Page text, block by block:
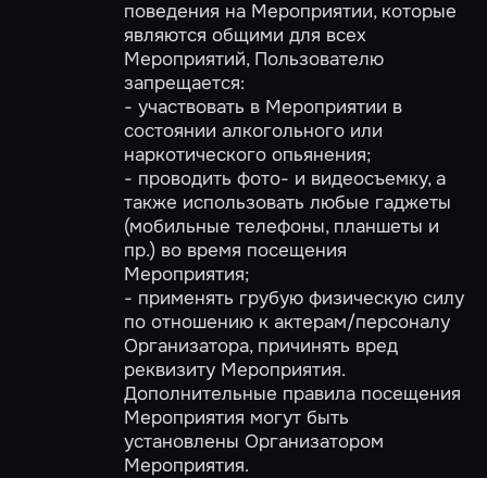
поведения на Мероприятии, которые
являются общими для всех
Мероприятий, Пользователю
запрещается:
- участвовать в Мероприятии в
состоянии алкогольного или
наркотического опьянения;
- проводить фото- и видеосъемку, а
также использовать любые гаджеты
(мобильные телефоны, планшеты и
пр.) во время посещения
Мероприятия;
- применять грубую физическую силу
по отношению к актерам/персоналу
Организатора, причинять вред
реквизиту Мероприятия.
Дополнительные правила посещения
Мероприятия могут быть
установлены Организатором
Мероприятия.